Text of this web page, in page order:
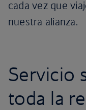
cada vez que
nuestra alianza.
Servicio
toda la